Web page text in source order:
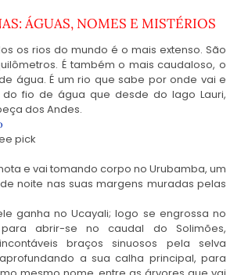
ÁGUAS, NOMES E MISTÉRIOS
os rios do mundo é o mais extenso. São
É também o mais caudaloso, o
água. É um rio que sabe por onde vai e
fio de água que desde do lago Lauri,
dos Andes.
e vai tomando corpo no Urubamba, um
noite nas suas margens muradas pelas
ganha no Ucayali; logo se engrossa no
abrir-se no caudal do Solimões,
braços sinuosos pela selva
a sua calha principal, para